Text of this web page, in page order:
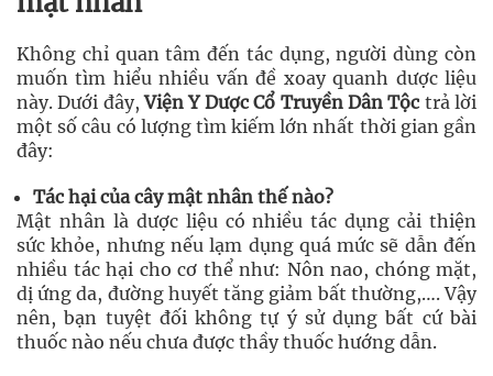
Không chỉ quan tâm đến tác dụng, người dùng còn
muốn tìm hiểu nhiều vấn đề xoay quanh dược liệu
này. Dưới đây,Viện Y Dược Cổ Truyền Dân Tộc trả lời
một số câu có lượng tìm kiếm lớn nhất thời gian gần
đây:
Tác hại của cây mật nhân thế nào?
Mật nhân là dược liệu có nhiều tác dụng cải thiện
sức khỏe, nhưng nếu lạm dụng quá mức sẽ dẫn đến
nhiều tác hại cho cơ thể như: Nôn nao, chóng mặt,
dị ứng da, đường huyết tăng giảm bất thường,…. Vậy
nên, bạn tuyệt đối không tự ý sử dụng bất cứ bài
thuốc nào nếu chưa được thầy thuốc hướng dẫn.